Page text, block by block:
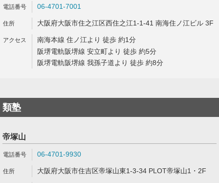
06-4701-7001
大阪府大阪市住之江区西住之江1-1-41 南海住ノ江ビル 3F
南海本線 住ノ江より 徒歩 約1分
阪堺電軌阪堺線 安立町より 徒歩 約5分
阪堺電軌阪堺線 我孫子道より 徒歩 約8分
類塾
帝塚山
06-4701-9930
大阪府大阪市住吉区帝塚山東1-3-34 PLOT帝塚山1・2F